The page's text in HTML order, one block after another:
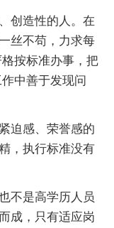
创造性的人。在
丝不苟，力求每
按标准办事，把
中善于发现问
迫感、荣誉感的
，执行标准没有
不是高学历人员
成，只有适应岗